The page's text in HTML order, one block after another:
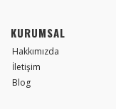
KURUMSAL
Hakkımızda
İletişim
Blog